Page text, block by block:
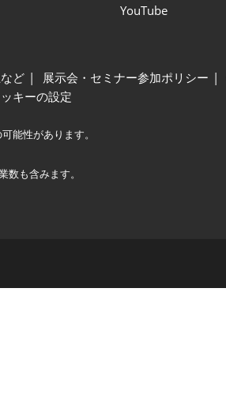
YouTube
ど 展示会・セミナー参加ポリシー
キーの設定
能性があります。
も含みます。